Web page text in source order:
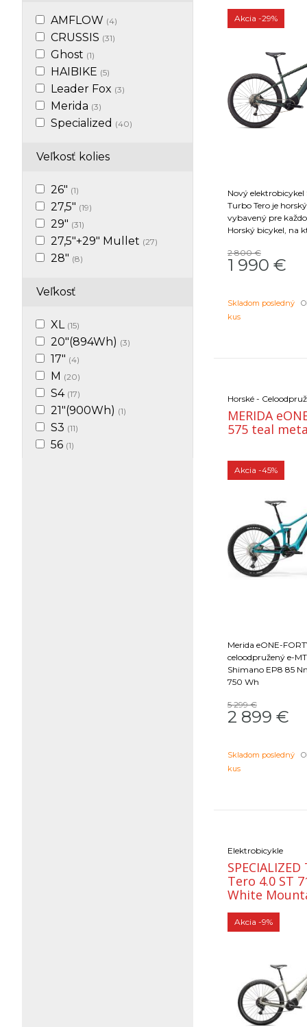
AMFLOW (4)
CRUSSIS (31)
Ghost (1)
HAIBIKE (5)
Leader Fox (3)
Merida (3)
Specialized (40)
Veľkosť kolies
26" (1)
27,5" (19)
29" (31)
27,5"+29" Mullet (27)
28" (8)
Veľkosť
XL (15)
20"(894Wh) (3)
17" (4)
M (20)
S4 (17)
21"(900Wh) (1)
S3 (11)
56 (1)
Akcia -29%
Nový elektrobicykel
Turbo Tero je
vybavený pre
Horský bicykel, na
dochádzanie, na
vyraziť na výlet.
ktorým môžete
2 800 €
1 990 €
Skladom posledný
kus
MERIDA
575 teal
Akcia -45%
Merida eONE-
celoodpružený e-
Shimano EP8 85
750 Wh
5 299 €
2 899 €
Skladom posledný
kus
Elektrobicykle
Tero 4.0 ST 710Wh
White
Gunmetal
Akcia -9%